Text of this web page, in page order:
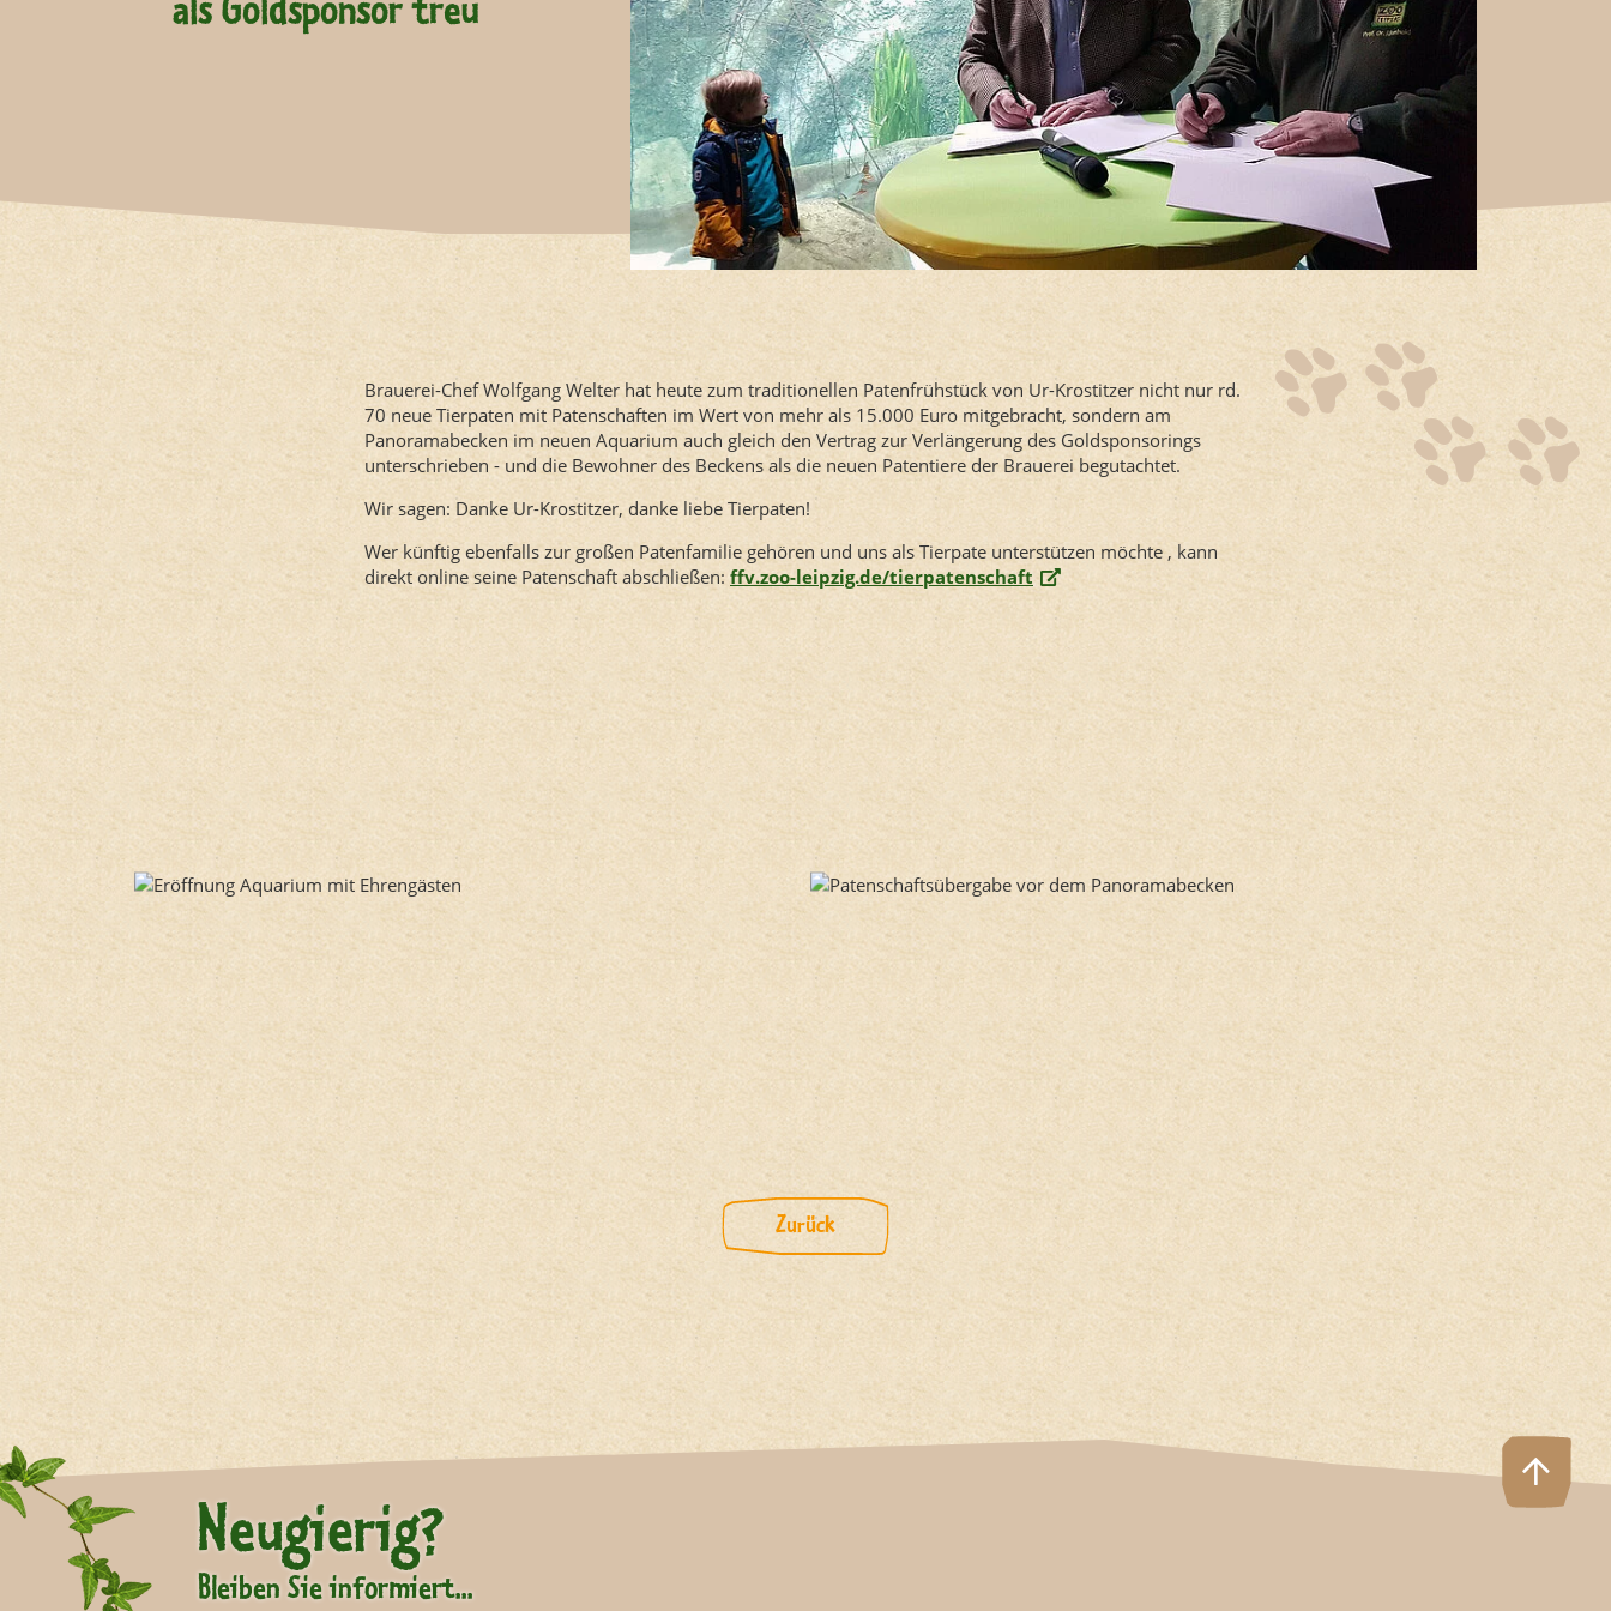
als Goldsponsor treu
Brauerei-Chef Wolfgang Welter hat heute zum traditionellen Patenfrühstück von Ur-Krostitzer nicht nur rd.
70 neue Tierpaten mit Patenschaften im Wert von mehr als 15.000 Euro mitgebracht, sondern am
Panoramabecken im neuen Aquarium auch gleich den Vertrag zur Verlängerung des Goldsponsorings
unterschrieben - und die Bewohner des Beckens als die neuen Patentiere der Brauerei begutachtet.
Wir sagen: Danke Ur-Krostitzer, danke liebe Tierpaten!
Wer künftig ebenfalls zur großen Patenfamilie gehören und uns als Tierpate unterstützen möchte , kann
direkt online seine Patenschaft abschließen:ffv.zoo-leipzig.de/tierpatenschaft
Zurück
Neugierig?
Bleiben Sie informiert...